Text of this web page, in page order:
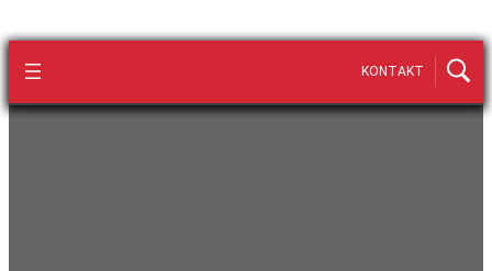
KONTAKT